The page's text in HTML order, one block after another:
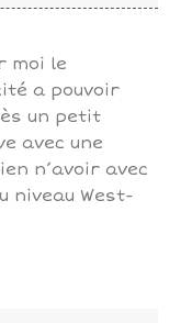
moi le
a pouvoir
un petit
avec une
n’avoir avec
niveau West-